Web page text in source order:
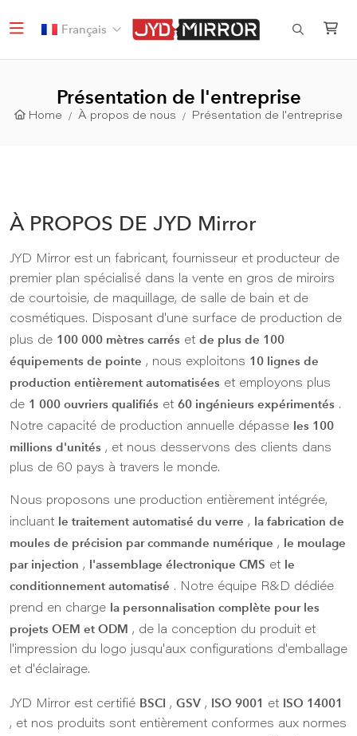
Français
Présentation de l'entreprise
Home À propos de nous Présentation de l'entreprise
À PROPOS DE JYD Mirror
JYD Mirror est un fabricant, fournisseur et producteur de
premier plan spécialisé dans la vente en gros de miroirs
de courtoisie, de maquillage, de salle de bain et de
cosmétiques. Disposant d'une surface de production de
plus de 100 000 mètres carrés et de plus de 100
équipements de pointe , nous exploitons 10 lignes de
production entièrement automatisées et employons plus
de 1 000 ouvriers qualifiés et 60 ingénieurs expérimentés .
Notre capacité de production annuelle dépasse les 100
millions d'unités , et nous desservons des clients dans
plus de 60 pays à travers le monde.
Nous proposons une production entièrement intégrée,
incluant le traitement automatisé du verre , la fabrication de
moules de précision par commande numérique , le moulage
par injection , l'assemblage électronique CMS et le
conditionnement automatisé . Notre équipe R&D dédiée
prend en charge la personnalisation complète pour les
projets OEM et ODM , de la conception du produit et
l'impression du logo jusqu'aux configurations d'emballage
et d'éclairage.
JYD Mirror est certifié BSCI , GSV , ISO 9001 et ISO 14001
, et nos produits sont entièrement conformes aux normes